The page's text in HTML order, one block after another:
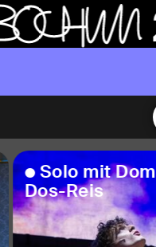
Solo mitDom
Dos-Reis